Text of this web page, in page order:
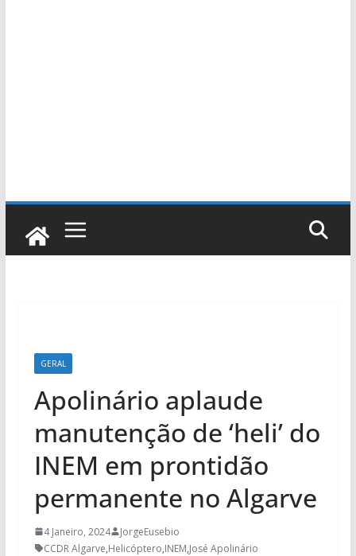
GERAL
Apolinário aplaude
manutenção de ‘heli’ do
INEM em prontidão
permanente no Algarve
4 Janeiro, 2024
JorgeEusebio
CCDR Algarve,Helicóptero,INEM,José Apolinário